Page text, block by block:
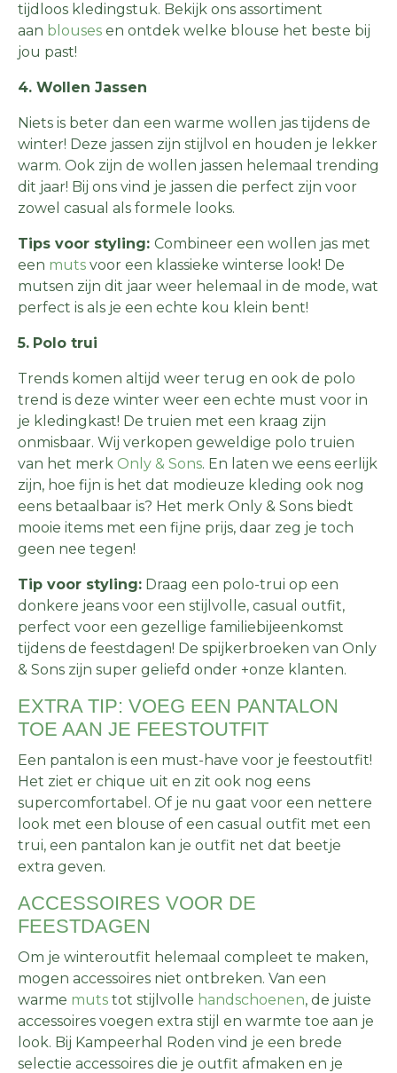
tijdloos kledingstuk. Bekijk ons assortiment
aan blouses en ontdek welke blouse het beste bij
jou past!
4. Wollen Jassen
Niets is beter dan een warme wollen jas tijdens de
winter! Deze jassen zijn stijlvol en houden je lekker
warm. Ook zijn de wollen jassen helemaal trending
dit jaar! Bij ons vind je jassen die perfect zijn voor
zowel casual als formele looks.
Tips voor styling: Combineer een wollen jas met
een muts voor een klassieke winterse look! De
mutsen zijn dit jaar weer helemaal in de mode, wat
perfect is als je een echte kou klein bent!
5. Polo trui
Trends komen altijd weer terug en ook de polo
trend is deze winter weer een echte must voor in
je kledingkast! De truien met een kraag zijn
onmisbaar. Wij verkopen geweldige polo truien
van het merk Only & Sons. En laten we eens eerlijk
zijn, hoe fijn is het dat modieuze kleding ook nog
eens betaalbaar is? Het merk Only & Sons biedt
mooie items met een fijne prijs, daar zeg je toch
geen nee tegen!
Tip voor styling: Draag een polo-trui op een
donkere jeans voor een stijlvolle, casual outfit,
perfect voor een gezellige familiebijeenkomst
tijdens de feestdagen! De spijkerbroeken van Only
& Sons zijn super geliefd onder +onze klanten.
EXTRA TIP: VOEG EEN PANTALON
TOE AAN JE FEESTOUTFIT
Een pantalon is een must-have voor je feestoutfit!
Het ziet er chique uit en zit ook nog eens
supercomfortabel. Of je nu gaat voor een nettere
look met een blouse of een casual outfit met een
trui, een pantalon kan je outfit net dat beetje
extra geven.
ACCESSOIRES VOOR DE
FEESTDAGEN
Om je winteroutfit helemaal compleet te maken,
mogen accessoires niet ontbreken. Van een
warme muts tot stijlvolle handschoenen, de juiste
accessoires voegen extra stijl en warmte toe aan je
look. Bij Kampeerhal Roden vind je een brede
selectie accessoires die je outfit afmaken en je